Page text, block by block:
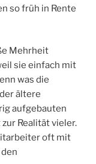
so früh in Rente
Mehrheit
sie einfach mit
was die
ältere
aufgebauten
Realität vieler.
oft mit